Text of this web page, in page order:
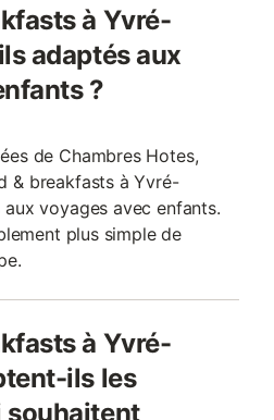
à Yvré-
adaptés aux
?
de Chambres Hotes,
& breakfasts à Yvré-
voyages avec enfants.
plus simple de
à Yvré-
ils les
souhaitent